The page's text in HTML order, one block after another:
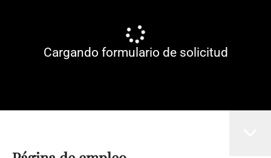
Cargando formulario de solicitud